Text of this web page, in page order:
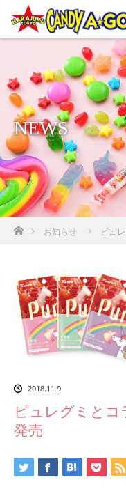
NEWS
ホームお知らせ ピュ
2018.11.9
ピュレグミと
発売